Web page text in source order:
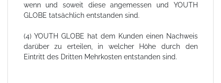
wenn und soweit diese angemessen und YOUTH
GLOBE tatsächlich entstanden sind.
(4) YOUTH GLOBE hat dem Kunden einen Nachweis
darüber zu erteilen, in welcher Höhe durch den
Eintritt des Dritten Mehrkosten entstanden sind.